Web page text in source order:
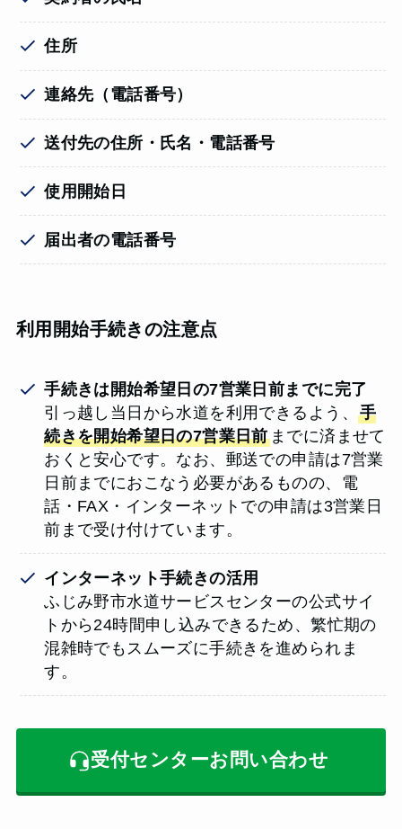
住所
連絡先（電話番号）
送付先の住所・氏名・電話番号
使用開始日
届出者の電話番号
利用開始手続きの注意点
手続きは開始希望日の7営業日前までに完了
引っ越し当日から水道を利用できるよう、 手
続きを開始希望日の7営業日前までに済ませて
おくと安心です。なお、郵送での申請は7営業
日前までにおこなう必要があるものの、電
話・FAX・インターネットでの申請は3営業日
前まで受け付けています。
インターネット手続きの活用
ふじみ野市水道サービスセンターの公式サイ
トから24時間申し込みできるため、繁忙期の
混雑時でもスムーズに手続きを進められま
す。
受付センターお問い合わせ